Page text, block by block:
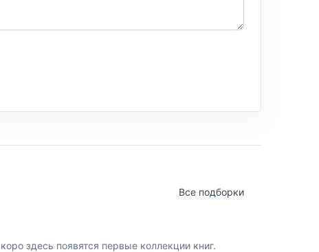
Все подборки
здесь появятся первые коллекции книг.